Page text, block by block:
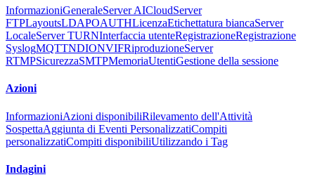
InformazioniGeneraleServer AICloudServer
FTPLayoutsLDAPOAUTHLicenzaEtichettatura biancaServer
LocaleServer TURNInterfaccia utenteRegistrazioneRegistrazione
SyslogMQTTNDIONVIFRiproduzioneServer
RTMPSicurezzaSMTPMemoriaUtentiGestione della sessione
Azioni
InformazioniAzioni disponibiliRilevamento dell'Attività
SospettaAggiunta di Eventi PersonalizzatiCompiti
personalizzatiCompiti disponibiliUtilizzando i Tag
Indagini